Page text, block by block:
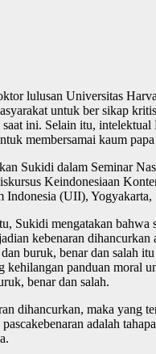
lulusan Universitas
untuk ber sikap
saat ini. Selain itu,
membersamai kaum
Sukidi dalam Seminar
Keindonesiaan
Indonesia (UII), Yogyakarta,
Sukidi mengatakan bahwa
kebenaran dihancurkan
buruk, benar dan salah
kehilangan panduan moral
benar dan salah.
dihancurkan, maka yang
pascakebenaran adalah